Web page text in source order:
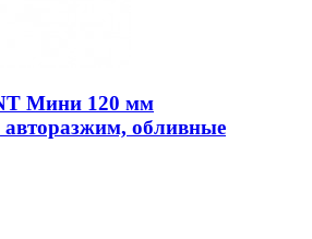
Мини 120 мм
обливные